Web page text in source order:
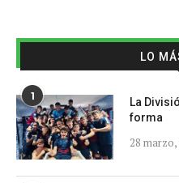
LO
1
La
forma
28 marzo,